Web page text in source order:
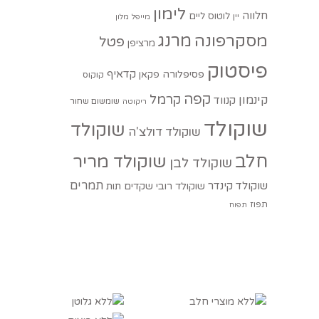
חלווה יין לוטוס ליים לימון מייפל מלון
מסקרפונה מרנג מרציפן פטל
פיסטוק פסיפלורה פקאן קדאיף קוקוס
קינמון קנווד קפה קרמל ריקוטה שומשום שחור
שוקולד שוקולד דולצ'ה שוקולד
חלב שוקולד לבן שוקולד מריר
שוקולד קינדר שוקולד רובי שקדים תות תמרים
תפוז תפוח